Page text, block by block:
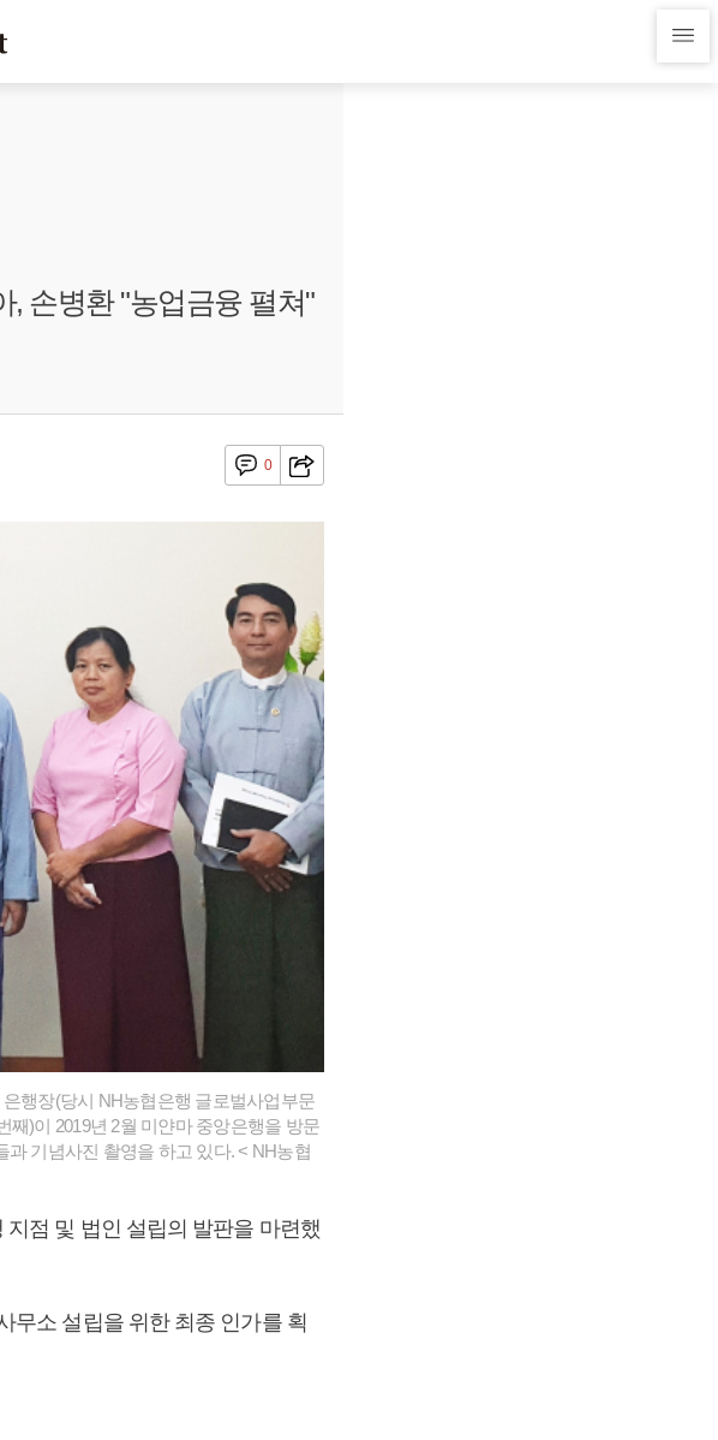
, 손병환 "농업금융 펼쳐"
0
행장(당시 NH농협은행 글로벌사업부문
)이 2019년 2월 미얀마 중앙은행을 방문
기념사진 촬영을 하고 있다. < NH농협
점 및 법인 설립의 발판을 마련했
무소 설립을 위한 최종 인가를 획